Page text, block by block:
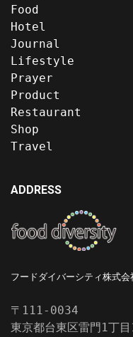
Food
Hotel
Journal
Lifestyle
Prayer
Product
Restaurant
Shop
Travel
ADDRESS
フードダイバーシティ株式会
〒111-0034
東京都台東区雷門1丁